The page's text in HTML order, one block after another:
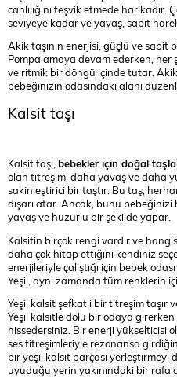
canlılığını teşvik etmede harikadır.
seviyeye kadar ve yavaş, sabit
Akik taşının enerjisi, güçlü ve sabit
Pompalamaya devam ederken, her
ve ritmik bir döngü içinde tutar.
bebeğinizin odasındaki alanı
Kalsit taşı
Kalsit taşı, bebekler için doğal
olan titreşimi daha yavaş ve daha
sakinleştirici bir taştır. Bu taş,
dışarı atar. Ancak, bunu
yavaş ve huzurlu bir şekilde yapar.
Kalsitin birçok rengi vardır ve
daha çok hitap ettiğini kendiniz
enerjileriyle çalıştığı için bebek
Yeşil, aynı zamanda tüm renklerin
Yeşil kalsit şefkatli bir titreşim taşır
Yeşil kalsitle dolu bir odaya
hissedersiniz. Bir enerji yükselticisi
ses titreşimleriyle rezonansa
bir yeşil kalsit parçası yerleştirmeyi
uyuduğu yerin yakınındaki bir rafa